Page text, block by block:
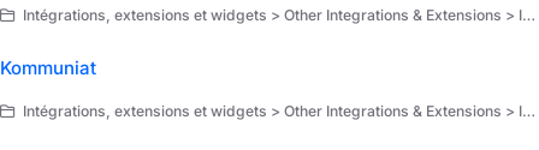
Intégrations, extensions et widgets > Other Integrations & Extensions > Intégrations
Kommuniat
Intégrations, extensions et widgets > Other Integrations & Extensions > Intégrations